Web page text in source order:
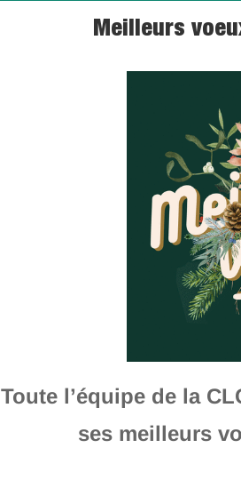
Meilleurs
Toute l’équipe de la
ses meilleurs